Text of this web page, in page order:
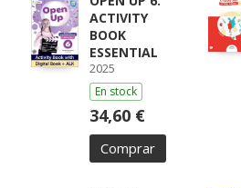
ACTIVITY
BOOK
ESSENTIAL
2025
En stock
34,60 €
Comprar